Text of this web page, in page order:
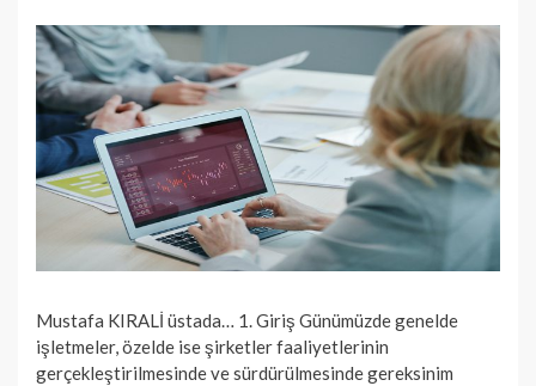
Mustafa KIRALİ üstada… 1. Giriş Günümüzde genelde
işletmeler, özelde ise şirketler faaliyetlerinin
gerçekleştirilmesinde ve sürdürülmesinde gereksinim